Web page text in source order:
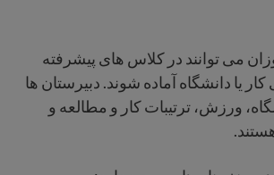
می توانند در کلاس های پیشرفته
یا دانشگاه آماده شوند. دبیرستان ها
ورزش، ترتیبات کار و مطالعه و